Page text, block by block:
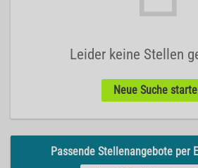
Leider keine Stellen
Neue Suche
Passende Stellenangebote per